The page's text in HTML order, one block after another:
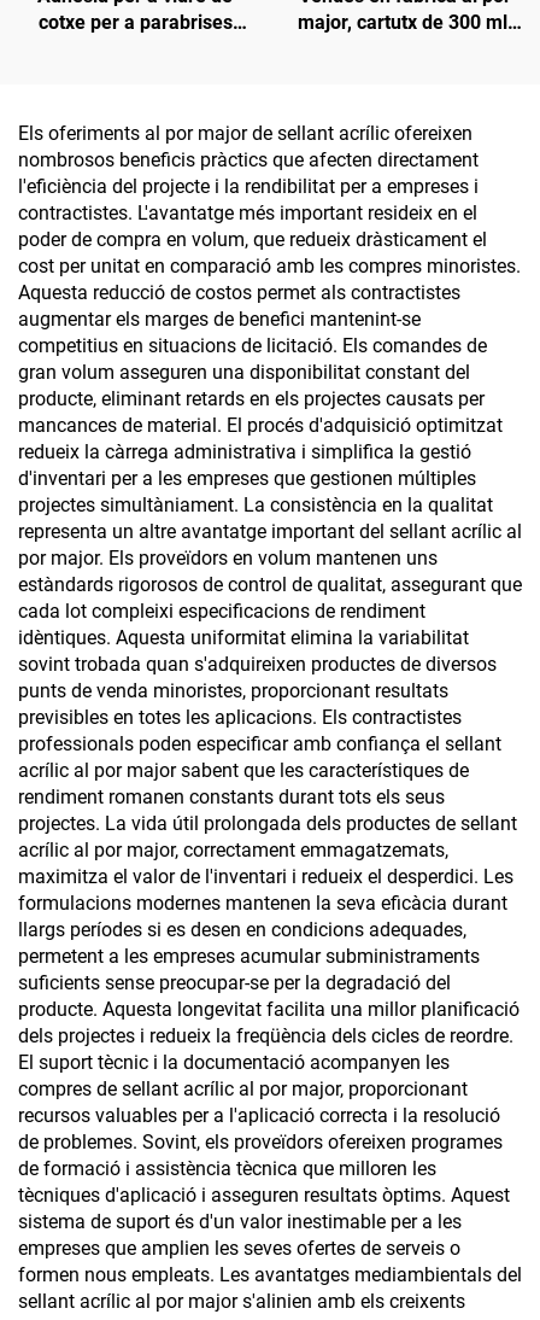
cotxe per a parabrises
d'aigua, poliuretà fort,
negre
major, cartutx de 300 ml,
antimoquil per a la
construcció
Els oferiments al por major de sellant acrílic ofereixen
nombrosos beneficis pràctics que afecten directament
l'eficiència del projecte i la rendibilitat per a empreses i
contractistes. L'avantatge més important resideix en el
poder de compra en volum, que redueix dràsticament el
cost per unitat en comparació amb les compres minoristes.
Aquesta reducció de costos permet als contractistes
augmentar els marges de benefici mantenint-se
competitius en situacions de licitació. Els comandes de
gran volum asseguren una disponibilitat constant del
producte, eliminant retards en els projectes causats per
mancances de material. El procés d'adquisició optimitzat
redueix la càrrega administrativa i simplifica la gestió
d'inventari per a les empreses que gestionen múltiples
projectes simultàniament. La consistència en la qualitat
representa un altre avantatge important del sellant acrílic al
por major. Els proveïdors en volum mantenen uns
estàndards rigorosos de control de qualitat, assegurant que
cada lot compleixi especificacions de rendiment
idèntiques. Aquesta uniformitat elimina la variabilitat
sovint trobada quan s'adquireixen productes de diversos
punts de venda minoristes, proporcionant resultats
previsibles en totes les aplicacions. Els contractistes
professionals poden especificar amb confiança el sellant
acrílic al por major sabent que les característiques de
rendiment romanen constants durant tots els seus
projectes. La vida útil prolongada dels productes de sellant
acrílic al por major, correctament emmagatzemats,
maximitza el valor de l'inventari i redueix el desperdici. Les
formulacions modernes mantenen la seva eficàcia durant
llargs períodes si es desen en condicions adequades,
permetent a les empreses acumular subministraments
suficients sense preocupar-se per la degradació del
producte. Aquesta longevitat facilita una millor planificació
dels projectes i redueix la freqüència dels cicles de reordre.
El suport tècnic i la documentació acompanyen les
compres de sellant acrílic al por major, proporcionant
recursos valuables per a l'aplicació correcta i la resolució
de problemes. Sovint, els proveïdors ofereixen programes
de formació i assistència tècnica que milloren les
tècniques d'aplicació i asseguren resultats òptims. Aquest
sistema de suport és d'un valor inestimable per a les
empreses que amplien les seves ofertes de serveis o
formen nous empleats. Les avantatges mediambientals del
sellant acrílic al por major s'alinien amb els creixents